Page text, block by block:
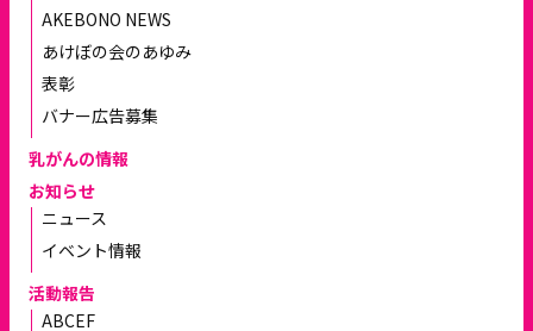
AKEBONO NEWS
あけぼの会のあゆみ
表彰
バナー広告募集
乳がんの情報
お知らせ
ニュース
イベント情報
活動報告
ABCEF